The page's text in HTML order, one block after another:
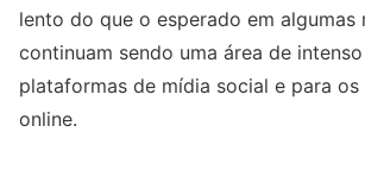
lento do que o esperado em algumas
continuam sendo uma área de
plataformas de mídia social e para
online.